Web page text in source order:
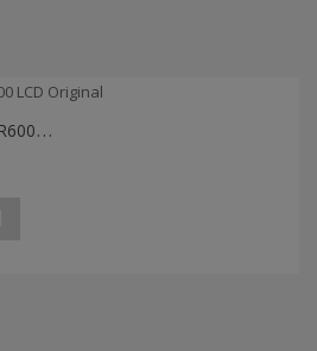
S
amsung GEAR Sport R600 LCD Original